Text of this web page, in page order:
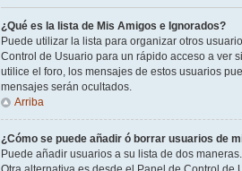
¿Qué es la lista de Mis Amigos e Ignorados?
Puede utilizar la lista para organizar otros
Control de Usuario para un rápido acceso a ver
utilice el foro, los mensajes de estos usuarios
mensajes serán ocultados.
Arriba
¿Cómo se puede añadir ó borrar usuarios de
Puede añadir usuarios a su lista de dos